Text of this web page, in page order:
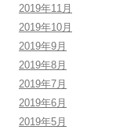
2019年11月
2019年10月
2019年9月
2019年8月
2019年7月
2019年6月
2019年5月